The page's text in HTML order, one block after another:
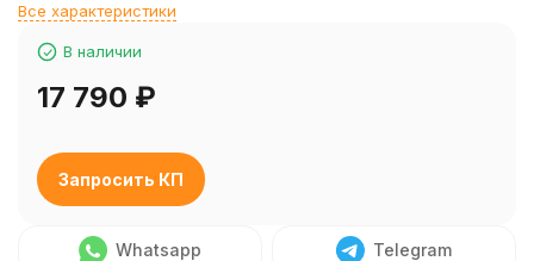
Все характеристики
В наличии
17 790 ₽
Запросить КП
Whatsapp Telegram